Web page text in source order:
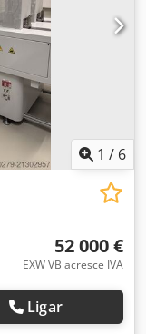
1 / 6
52 000 €
EXW VB acresce IVA
Ligar